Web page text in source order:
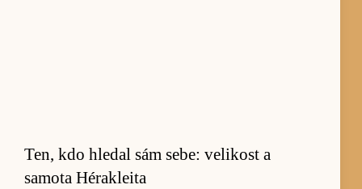
Ten, kdo hledal sám sebe: velikost a
samota Hérakleita